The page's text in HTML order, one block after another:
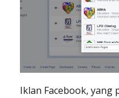
Iklan Facebook, yang